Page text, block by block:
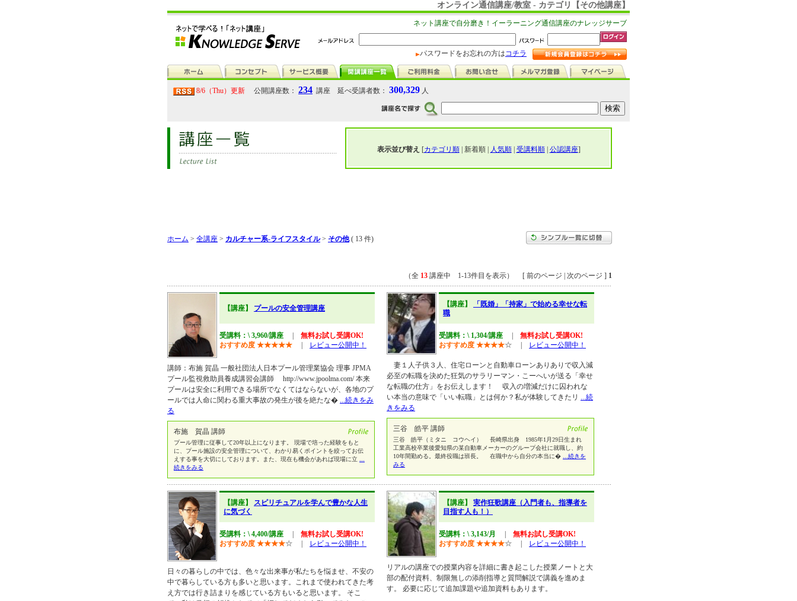
オンライン通信講座/教室 - カテゴリ【その他講座】
ネット講座で自分磨き！イーラーニング通信講座のナレッジサーブ
パスワードをお忘れの方はコチラ
8/6（Thu）更新 公開講座数： 234 講座 延べ受講者数： 300,329 人
表示並び替え [カテゴリ順| 新着順 | 人気順| 受講料順| 公認講座]
ホーム > 全講座 > カルチャー系-ライフスタイル> その他 ( 13 件)
（全 13 講座中 1-13件目を表示） [ 前のページ | 次のページ ] 1
【講座】 プールの安全管理講座
受講料：\ 3,960/講座
無料お試し受講OK!
おすすめ度 ★★★★★ レビュー公開中！
講師：布施 賀晶 一般社団法人日本プール管理業協会 理事 JPMA
プール監視救助員養成講習会講師 http://www.jpoolma.com/ 本来
プールは安全に利用できる場所でなくてはならないが、各地のプ
ールでは人命に関わる重大事故の発生が後を絶たな� ...続きをみ
る
布施 賀晶 講師
プール管理に従事して20年以上になります。 現場で培った経験をもと
に、プール施設の安全管理について、わかり易くポイントを絞ってお伝
えする事を大切にしております。また、現在も機会があれば現場に立
続きをみる
【講座】
「既婚」「持家」で始める幸せな転
職
受講料：\ 1,304/講座
無料お試し受講OK!
おすすめ度 ★★★★☆ レビュー公開中！
妻１人子供３人、住宅ローンと自動車ローンありありで収入減
必至の転職を決めた狂気のサラリーマン・こーへいが送る「幸せ
な転職の仕方」をお伝えします！ 収入の増減だけに囚われな
い本当の意味で「いい転職」とは何か？私が体験してきたリ ...続
きをみる
三谷 皓平 講師
三谷 皓平（ミタニ コウヘイ） 長崎県出身 1985年1月29日生まれ
工業高校卒業後愛知県の某自動車メーカーのグループ会社に就職し、約
10年間勤める。最終役職は班長。 在職中から自分の本当に�
...続きを
みる
【講座】 スピリチュアルを学んで豊かな人生
に気づく
受講料：\ 4,400/講座
無料お試し受講OK!
おすすめ度 ★★★★☆ レビュー公開中！
日々の暮らしの中では、色々な出来事が私たちを悩ませ、不安の
中で暮らしている方も多いと思います。これまで使われてきた考
え方では行き詰まりを感じている方もいると思います。 そこ
【講座】 実作狂歌講座（入門者も、指導者を
目指す人も！）
受講料：\ 3,143/月
無料お試し受講OK!
おすすめ度 ★★★★☆ レビュー公開中！
リアルの講座での授業内容を詳細に書き起こした授業ノートと大
部の配付資料、制限無しの添削指導と質問解説で講義を進めま
す。 必要に応じて追加課題や追加資料もあります。